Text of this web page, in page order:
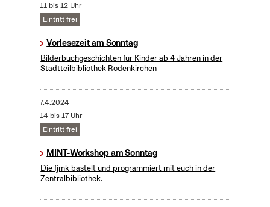
11 bis 12 Uhr
Eintritt frei
Vorlesezeit am Sonntag
Bilderbuchgeschichten für Kinder ab 4 Jahren in der
Stadtteilbibliothek Rodenkirchen
7.4.2024
14 bis 17 Uhr
Eintritt frei
MINT-Workshop am Sonntag
Die fjmk bastelt und programmiert mit euch in der
Zentralbibliothek.